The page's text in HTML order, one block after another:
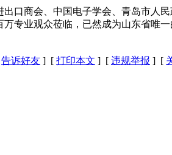
口商会、中国电子学会、青岛市人
专业观众莅临，已然成为山东省唯
告诉好友 ] [ 打印本文 ] [ 违规举报 ] [